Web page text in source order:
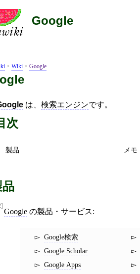
Google
> Wiki > Google
は、 検索エンジンです。
次
製品 メモ
Google の製品・サービス:
Google検索
Google Scholar
Google Apps